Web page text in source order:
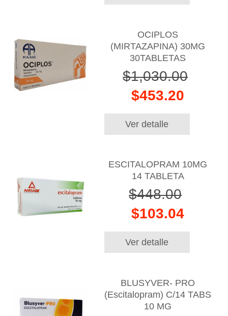
OCIPLOS
(MIRTAZAPINA) 30MG
30TABLETAS
$1,030.00
$453.20
Ver detalle
ESCITALOPRAM 10MG
14 TABLETA
$448.00
$103.04
Ver detalle
BLUSYVER- PRO
(Escitalopram) C/14 TABS
10 MG